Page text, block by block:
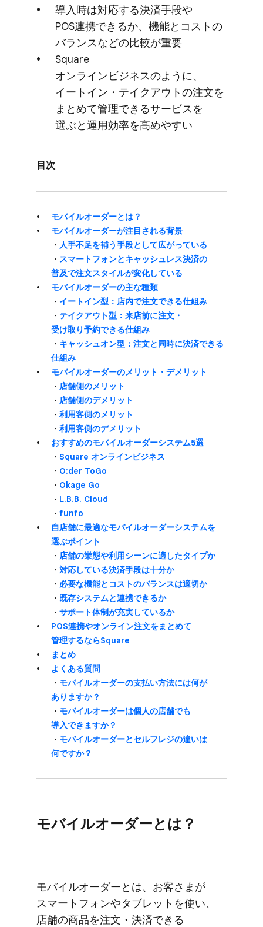
導入時は​対応する​決済手段や​
POS連携できるか、​機能と​コストの​
バランスなどの​比較が​重要
Square
オンラインビジネスのように、​
イートイン・テイクアウトの​注文を​
まとめて​管理できる​サービスを​
選ぶと​運用効率を​高めやすい
目次
モバイルオーダーとは？
モバイルオーダーが​注目される​背景
・ ​人手不足を​補う​手段と​して​広がっている
・ スマートフォンと​キャッシュレス決済の​
普及で​注文スタイルが​変化している
モバイルオーダーの​主な​種類
・ イートイン型：店内で​注文できる​仕組み
・ テイクアウト型：来店前に​注文・
受け取り予約できる​仕組み
・ キャッシュオン型：注文と​同時に​決済できる​
仕組み
モバイルオーダーの​メリット・デメリット
・ 店舗側の​メリット
・ 店舗側の​デメリット
・ 利用客側の​メリット
・ 利用客側の​デメリット
おすすめの​​モバイルオーダーシステム5選
・ Square オンラインビジネス
・ O:der ToGo
・ Okage Go
・ L.B.B. Cloud
・ funfo
自店舗に​最適な​モバイルオーダーシステムを​
選ぶポイント
・ 店舗の​業態や​利用シーンに​適した​タイプか
・ ​対応している​決済手段は​十分か
・ 必要な​機能と​コストの​バランスは​適切か
・ 既存システムと​連携できるか
・ サポート体制が​充実しているか
POS連携や​オンライン注文を​まとめて​
管理するなら​Square
まとめ
よく​ある​質問
・ モバイルオーダーの​支払い方​法には​何が​
ありますか？
・ モバイルオーダーは​個人の​店舗でも​
導入できますか？
・ モバイルオーダーと​セルフレジの​違いは​
何ですか？
モバイルオーダーとは？
モバイルオーダーとは、​お客さまが​
スマートフォンや​タブレットを​使い、​
店舗の​商品を​注文・決済できる​